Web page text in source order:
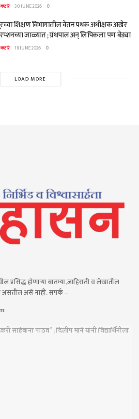
30 JUNE 2026 0
शिक्षण विभागातील वेतन पथक अधीक्षक अखेर
जाळ्यात ; ग्रंथपाल अन् लिपिकला पण बेड्या
18 JUNE 2026 0
LOAD MORE
प्रसिद्ध होणाऱ्या बातम्या,जाहिराती व लेखातील
असे नाही. संपर्क –